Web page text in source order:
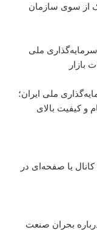
از سوی سازمان
ملی
بازار
ملی ایران؛
و کیفیت بالای
یا صفحه‌ای در
بحران صنعت